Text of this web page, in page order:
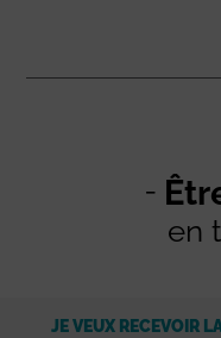
en
JE VEUX RECEVOIR